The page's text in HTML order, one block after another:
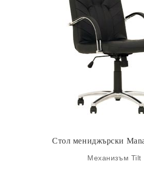
Стол мениджърски
Механизъм Tilt